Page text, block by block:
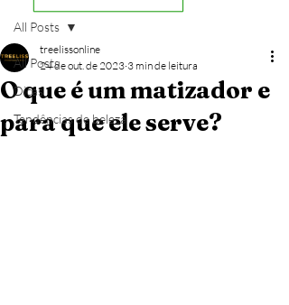
All Posts
Dicas
Tendências de beleza
All Posts
O que é um matizador e
para que ele serve?
treelissonline
24 de out. de 2023 3 min de leitura